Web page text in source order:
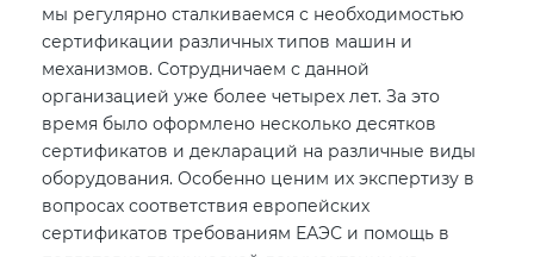
мы регулярно сталкиваемся с необходимостью
сертификации различных типов машин и
механизмов. Сотрудничаем с данной
организацией уже более четырех лет. За это
время было оформлено несколько десятков
сертификатов и деклараций на различные виды
оборудования. Особенно ценим их экспертизу в
вопросах соответствия европейских
сертификатов требованиям ЕАЭС и помощь в